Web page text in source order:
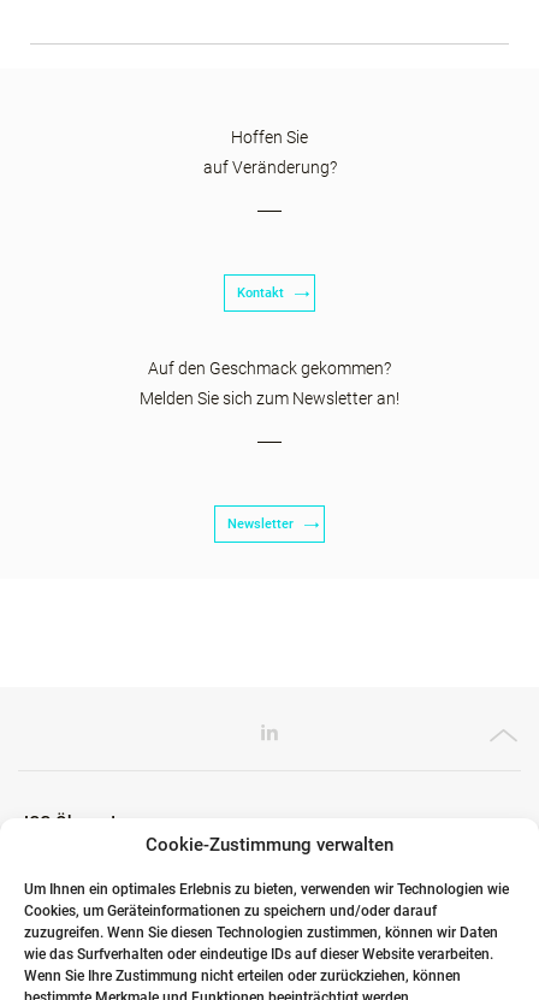
Cookie-Zustimmung verwalten
Um Ihnen ein optimales Erlebnis zu bieten, verwenden wir Technologien wie
Cookies, um Geräteinformationen zu speichern und/oder darauf
zuzugreifen. Wenn Sie diesen Technologien zustimmen, können wir Daten
wie das Surfverhalten oder eindeutige IDs auf dieser Website verarbeiten.
Wenn Sie Ihre Zustimmung nicht erteilen oder zurückziehen, können
Hoffen Sie
auf Veränderung?
Kontakt
Auf den Geschmack gekommen?
Melden Sie sich zum Newsletter an!
Newsletter
ICG Ökosystem
Globale Partner